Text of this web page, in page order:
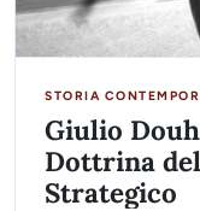
STORIA
Giulio
Dottrina
Strategico